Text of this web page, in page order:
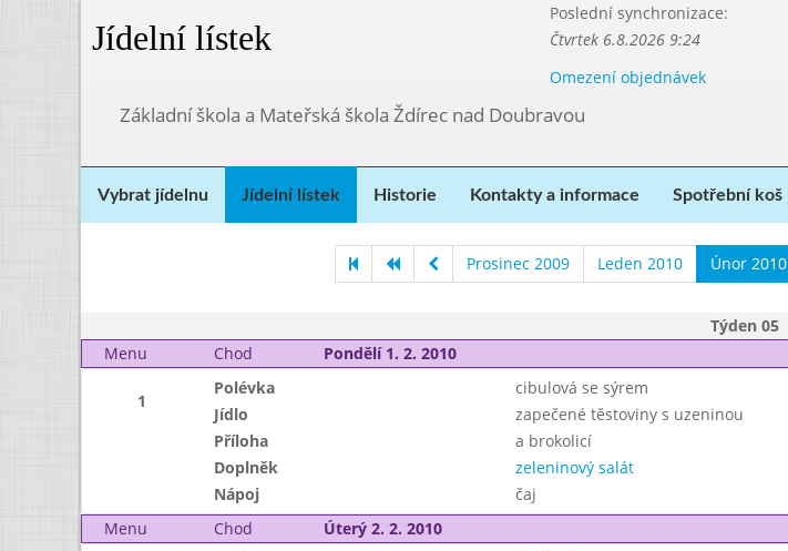
Jídelní lístek
Poslední synchronizace:
Čtvrtek 6.8.2026 9:24
Omezení objednávek
Základní škola a Mateřská škola Ždírec nad Doubravou
Vybrat jídelnu Jídelní lístek Historie Kontakty a informace Spotřební koš
Prosinec 2009 Leden 2010 Únor 2010
Týden 05
Menu
Chod Pondělí 1. 2. 2010
1
Polévka
cibulová se sýrem
Jídlo
zapečené těstoviny s uzeninou
Příloha
a brokolicí
Doplněk
zeleninový salát
Nápoj
čaj
Menu
Chod Úterý 2. 2. 2010